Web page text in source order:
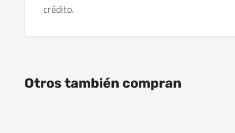
crédito.
Otros también compran